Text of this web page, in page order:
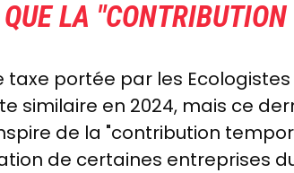
LA
taxe portée par les
similaire en 2024, mais ce
de la "contribution
de certaines entreprises